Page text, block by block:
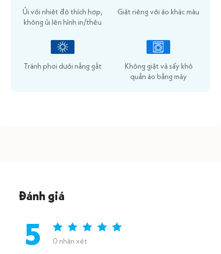
Ủi với nhiệt độ thích hợp,
không ủi lên hình in/thêu
Giặt riêng với áo khác màu
Tránh phơi dưới nắng gắt
Không giặt và sấy khô
quần áo bằng máy
Đánh giá
5 0 nhận xét